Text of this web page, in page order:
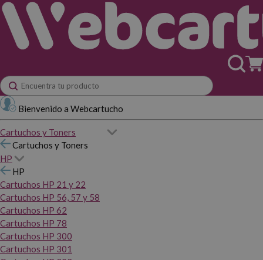
Bienvenido a Webcartucho
Cartuchos y Toners
Cartuchos y Toners
HP
HP
Cartuchos HP 21 y 22
Cartuchos HP 56, 57 y 58
Cartuchos HP 62
Cartuchos HP 78
Cartuchos HP 300
Cartuchos HP 301